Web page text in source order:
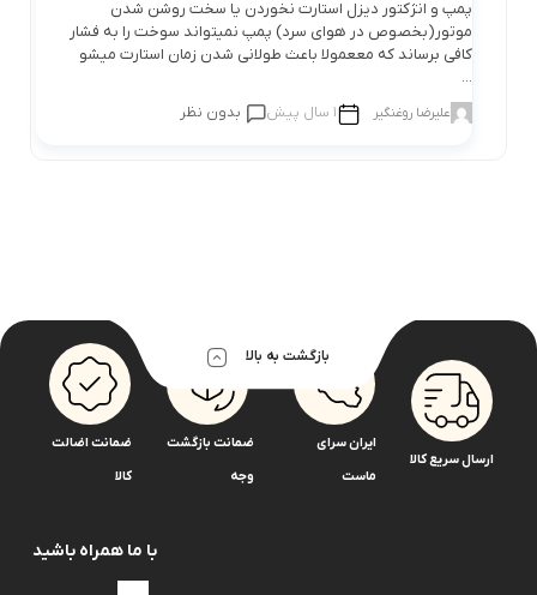
پمپ و انژکتور دیزل استارت نخوردن یا سخت روشن شدن
موتور(بخصوص در هوای سرد) پمپ نمیتواند سوخت را به فشار
کافی برساند که مععمولا باعث طولانی شدن زمان استارت میشو
...
علیرضا روغنگیر 1 سال پیش بدون نظر
بازگشت به بالا
ارسال سریع کالا
ایران سرای
ماست
ضمانت بازگشت
وجه
ضمانت اضالت
کالا
با ما همراه باشید